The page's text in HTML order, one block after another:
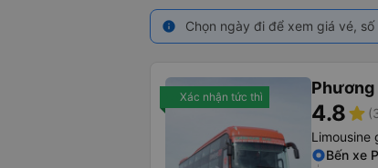
info Chọn ngày đi để xem giá vé,
Xác nhận tức thì Phương
4.8star
Limousine
Bến xe